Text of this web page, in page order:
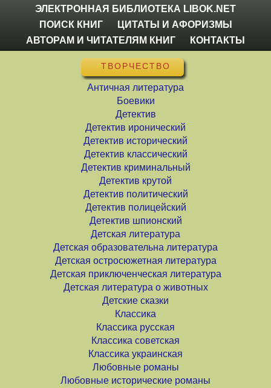
ЭЛЕКТРОННАЯ БИБЛИОТЕКА LIBOK.NET
ПОИСК КНИГ
ЦИТАТЫ И АФОРИЗМЫ
АВТОРАМ И ЧИТАТЕЛЯМ КНИГ
КОНТАКТЫ
ТВОРЧЕСТВО
Античная литература
Боевики
Детектив
Детектив иронический
Детектив исторический
Детектив классический
Детектив криминальный
Детектив крутой
Детектив политический
Детектив полицейский
Детектив шпионский
Детская литература
Детская образовательна литература
Детская остросюжетная литература
Детская приключенческая литература
Детская литература о животных
Детские сказки
Классика
Классика русская
Классика советская
Классика украинская
Любовные романы
Любовные исторические романы